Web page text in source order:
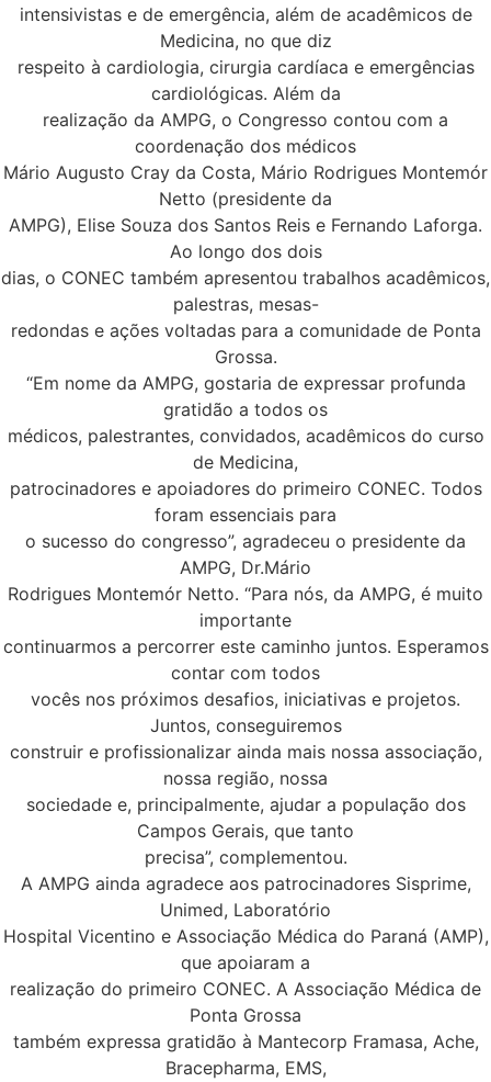
intensivistas e de emergência, além de acadêmicos de
Medicina, no que diz
respeito à cardiologia, cirurgia cardíaca e emergências
cardiológicas. Além da
realização da AMPG, o Congresso contou com a
coordenação dos médicos
Mário Augusto Cray da Costa, Mário Rodrigues Montemór
Netto (presidente da
AMPG), Elise Souza dos Santos Reis e Fernando Laforga.
Ao longo dos dois
dias, o CONEC também apresentou trabalhos acadêmicos,
palestras, mesas-
redondas e ações voltadas para a comunidade de Ponta
Grossa.
“Em nome da AMPG, gostaria de expressar profunda
gratidão a todos os
médicos, palestrantes, convidados, acadêmicos do curso
de Medicina,
patrocinadores e apoiadores do primeiro CONEC. Todos
foram essenciais para
o sucesso do congresso”, agradeceu o presidente da
AMPG, Dr.Mário
Rodrigues Montemór Netto. “Para nós, da AMPG, é muito
importante
continuarmos a percorrer este caminho juntos. Esperamos
contar com todos
vocês nos próximos desafios, iniciativas e projetos.
Juntos, conseguiremos
construir e profissionalizar ainda mais nossa associação,
nossa região, nossa
sociedade e, principalmente, ajudar a população dos
Campos Gerais, que tanto
precisa”, complementou.
A AMPG ainda agradece aos patrocinadores Sisprime,
Unimed, Laboratório
Hospital Vicentino e Associação Médica do Paraná (AMP),
que apoiaram a
realização do primeiro CONEC. A Associação Médica de
Ponta Grossa
também expressa gratidão à Mantecorp Framasa, Ache,
Bracepharma, EMS,